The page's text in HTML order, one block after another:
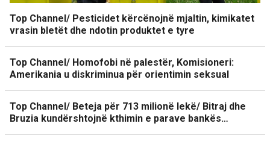
Top Channel/ Pesticidet kërcënojnë mjaltin, kimikatet
vrasin bletët dhe ndotin produktet e tyre
Top Channel/ Homofobi në palestër, Komisioneri:
Amerikania u diskriminua për orientimin seksual
Top Channel/ Beteja për 713 milionë lekë/ Bitraj dhe
Bruzia kundërshtojnë kthimin e parave bankës…